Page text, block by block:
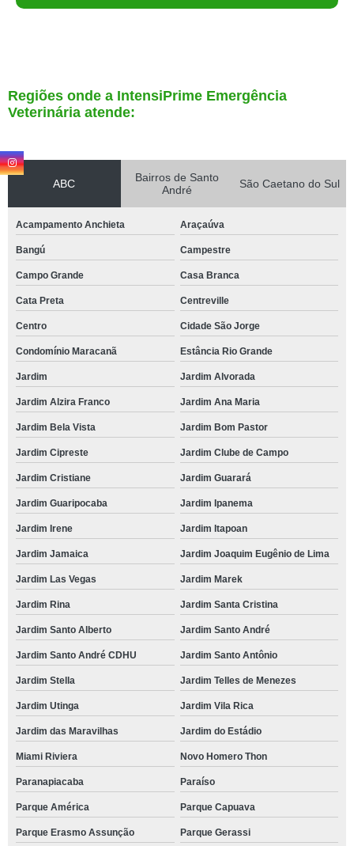
Regiões onde a IntensiPrime Emergência
Veterinária atende:
ABC
Bairros de Santo
André
São Caetano do Sul
Acampamento Anchieta Araçaúva
Bangú Campestre
Campo Grande Casa Branca
Cata Preta Centreville
Centro Cidade São Jorge
Condomínio Maracanã Estância Rio Grande
Jardim Jardim Alvorada
Jardim Alzira Franco Jardim Ana Maria
Jardim Bela Vista Jardim Bom Pastor
Jardim Cipreste Jardim Clube de Campo
Jardim Cristiane Jardim Guarará
Jardim Guaripocaba Jardim Ipanema
Jardim Irene Jardim Itapoan
Jardim Jamaica Jardim Joaquim Eugênio de Lima
Jardim Las Vegas Jardim Marek
Jardim Rina Jardim Santa Cristina
Jardim Santo Alberto Jardim Santo André
Jardim Santo André CDHU Jardim Santo Antônio
Jardim Stella Jardim Telles de Menezes
Jardim Utinga Jardim Vila Rica
Jardim das Maravilhas Jardim do Estádio
Miami Riviera Novo Homero Thon
Paranapiacaba Paraíso
Parque América Parque Capuava
Parque Erasmo Assunção Parque Gerassi